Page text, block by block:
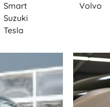
Smart
Suzuki
Tesla
Volvo